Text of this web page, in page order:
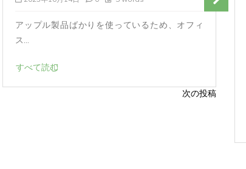
アップル製品ばかりを使っているため、オフィ
ス...
すべて読む
次の投稿